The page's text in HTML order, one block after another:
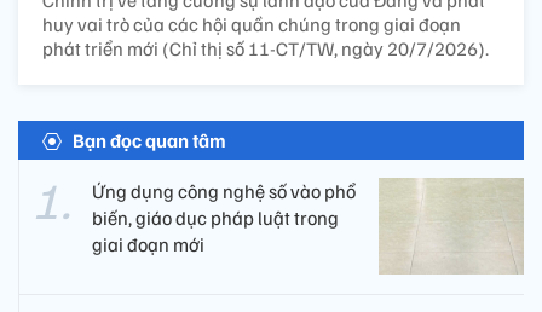
huy vai trò của các hội quần chúng trong giai đoạn
phát triển mới (Chỉ thị số 11-CT/TW, ngày 20/7/2026).
Bạn đọc quan tâm
Ứng dụng công nghệ số vào phổ
biến, giáo dục pháp luật trong
giai đoạn mới